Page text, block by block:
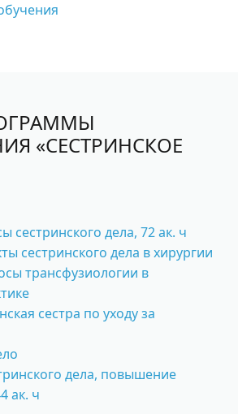
«СЕСТРИНСКОЕ
сестринского дела, 72 ак. ч
сестринского дела в хирургии
трансфузиологии в
сестра по уходу за
дела, повышение
ак. ч